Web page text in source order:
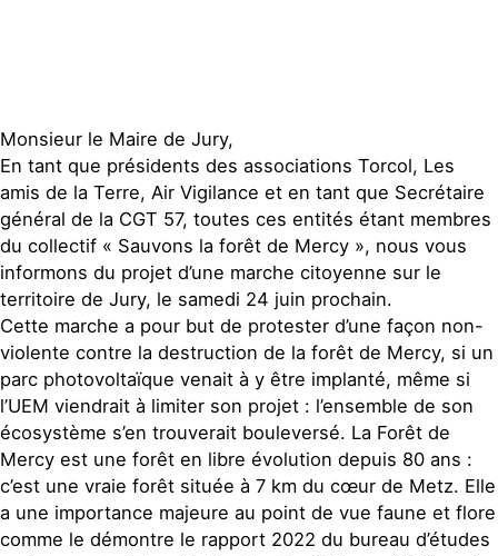
Monsieur le Maire de Jury,
En tant que présidents des associations Torcol, Les
amis de la Terre, Air Vigilance et en tant que Secrétaire
général de la CGT 57, toutes ces entités étant membres
du collectif « Sauvons la forêt de Mercy », nous vous
informons du projet d’une marche citoyenne sur le
territoire de Jury, le samedi 24 juin prochain.
Cette marche a pour but de protester d’une façon non-
violente contre la destruction de la forêt de Mercy, si un
parc photovoltaïque venait à y être implanté, même si
l’UEM viendrait à limiter son projet : l’ensemble de son
écosystème s’en trouverait bouleversé. La Forêt de
Mercy est une forêt en libre évolution depuis 80 ans :
c’est une vraie forêt située à 7 km du cœur de Metz. Elle
a une importance majeure au point de vue faune et flore
comme le démontre le rapport 2022 du bureau d’études